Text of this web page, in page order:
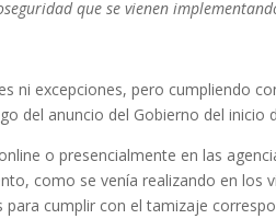
que se vienen
ni excepciones, pero cumpliendo
del anuncio del Gobierno del inicio
o presencialmente en las
como se venía realizando en los
cumplir con el tamizaje